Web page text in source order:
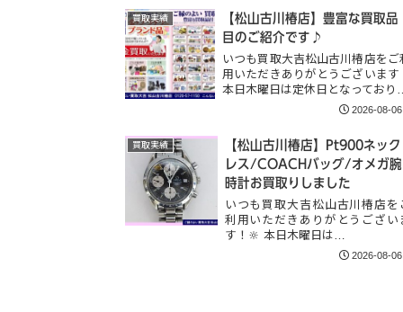
買取実績
【松山古川椿店】豊富な買取品
目のご紹介です♪
いつも買取大吉松山古川椿店をご
用いただきありがとうございます
本日木曜日は定休日となっており…
2026-08-06
買取実績
【松山古川椿店】Pt900ネック
レス/COACHバッグ/オメガ腕
時計お買取りしました
いつも買取大吉松山古川椿店を
利用いただきありがとうござい
す！🔆 本日木曜日は…
2026-08-06